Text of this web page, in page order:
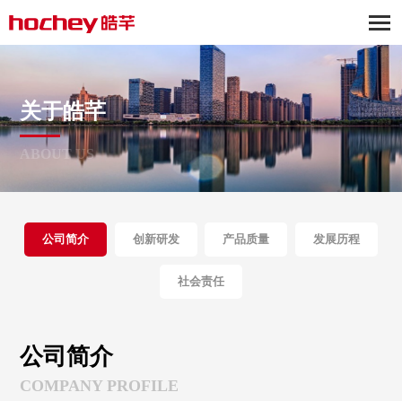
关于皓芊
ABOUT US
公司简介 创新研发 产品质量 发展历程
社会责任
公司简介
COMPANY PROFILE